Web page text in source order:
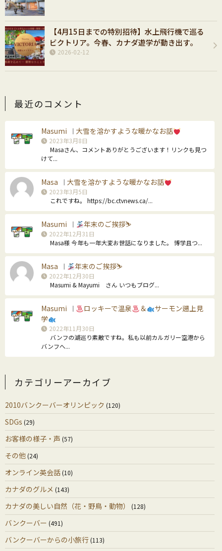
【4月15日までの特別招待】水上飛行機で巡る
ビクトリア。今春、カナダ遊学が動き出す。
2026-02-12
最近のコメント
Masumi 大雪を溶かすような暖かなお話
2023年3月8日
Masaさん、コメントありがとうございます！リンクも見つ
けて...
Masa 大雪を溶かすような暖かなお話
2023年3月5日
これですね。 https://bc.ctvnews.ca/...
Masumi 年末のご挨拶⛷
2022年12月31日
Masa様 今年も一年大変お世話になりました。 博学且つ...
Masa 年末のご挨拶⛷
2022年12月30日
Masumi & Mayumi さん いつもブログ...
Masumi ロッキーで温泉 ＆
サーモン遡上見
学
2022年11月30日
バンフの湖巡り素敵ですね。私も以前カルガリー空港から
バンフへ...
カテゴリーアーカイブ
2010バンクーバーオリンピック (120)
SDGs (29)
お客様の様子・声 (57)
その他(24)
オンライン英会話(10)
カナダのグルメ (143)
カナダの美しい自然（花・野鳥・動物） (128)
バンクーバー (491)
バンクーバーからの小旅行(113)